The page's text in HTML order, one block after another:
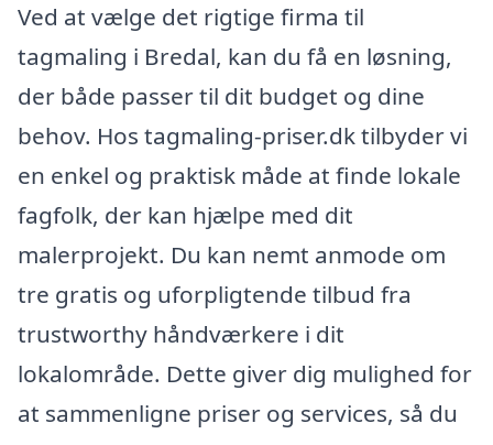
Ved at vælge det rigtige firma til
tagmaling i Bredal, kan du få en løsning,
der både passer til dit budget og dine
behov. Hos tagmaling-priser.dk tilbyder vi
en enkel og praktisk måde at finde lokale
fagfolk, der kan hjælpe med dit
malerprojekt. Du kan nemt anmode om
tre gratis og uforpligtende tilbud fra
trustworthy håndværkere i dit
lokalområde. Dette giver dig mulighed for
at sammenligne priser og services, så du